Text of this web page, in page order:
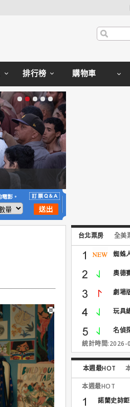
排行榜 購物車
台北票房 全美
蜘蛛
奧德
劇場
玩具
名偵
統計時間
本週最HOT
本週最HOT
諾蘭史詩